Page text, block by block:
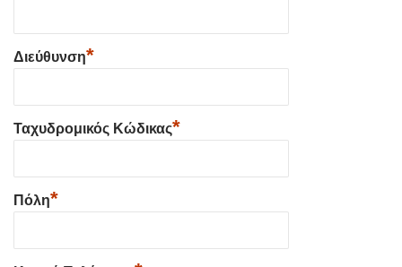
Διεύθυνση*
Ταχυδρομικός Κώδικας*
Πόλη*